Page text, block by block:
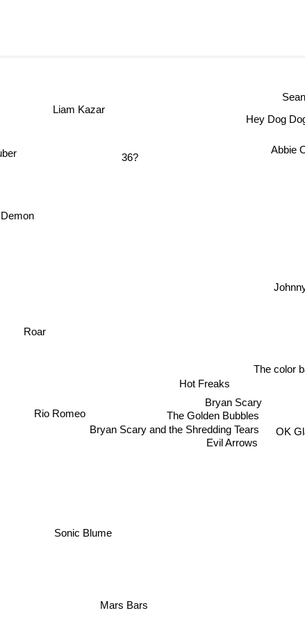
Hot Freaks
The Golden Bubbles
Evil Arrows
Bryan Scary
OK
Rio Romeo
The color
Roar
Bryan Scary and the Shredding Tears
Demon
Mars Bars
Sonic Blume
36?
Abbie
Hey Dog Dog
Liam Kazar